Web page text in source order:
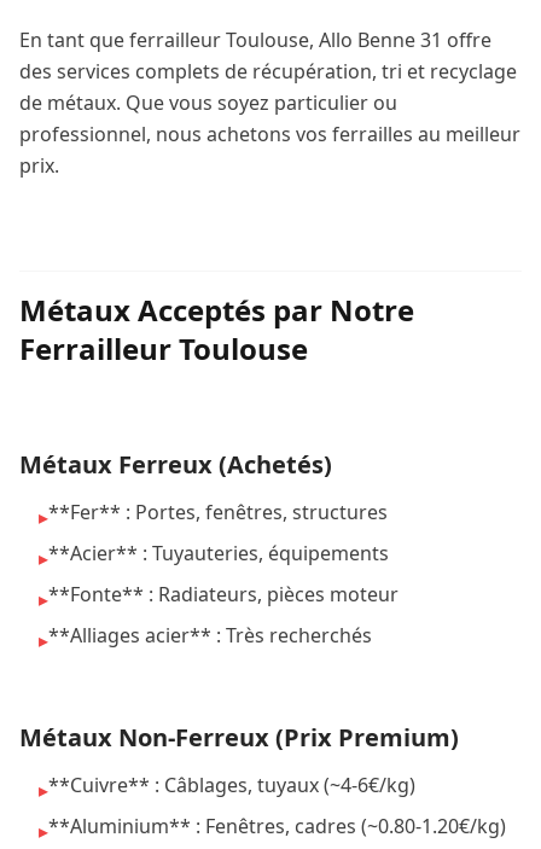
En tant que ferrailleur Toulouse, Allo Benne 31 offre
des services complets de récupération, tri et recyclage
de métaux. Que vous soyez particulier ou
professionnel, nous achetons vos ferrailles au meilleur
prix.
Métaux Acceptés par Notre
Ferrailleur Toulouse
Métaux Ferreux (Achetés)
▸**Fer** : Portes, fenêtres, structures
▸**Acier** : Tuyauteries, équipements
▸**Fonte** : Radiateurs, pièces moteur
▸**Alliages acier** : Très recherchés
Métaux Non-Ferreux (Prix Premium)
▸**Cuivre** : Câblages, tuyaux (~4-6€/kg)
▸**Aluminium** : Fenêtres, cadres (~0.80-1.20€/kg)